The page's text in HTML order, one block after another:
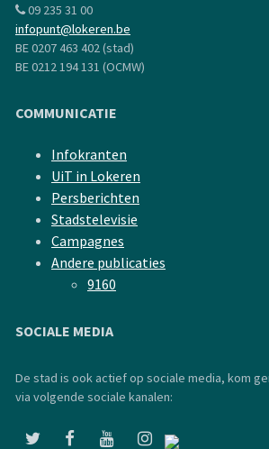
09 235 31 00
infopunt@lokeren.be
BE 0207 463 402 (stad)
BE 0212 194 131 (OCMW)
COMMUNICATIE
Infokranten
UiT in Lokeren
Persberichten
Stadstelevisie
Campagnes
Andere publicaties
9160
SOCIALE MEDIA
De stad is ook actief op sociale media, kom
via volgende sociale kanalen: